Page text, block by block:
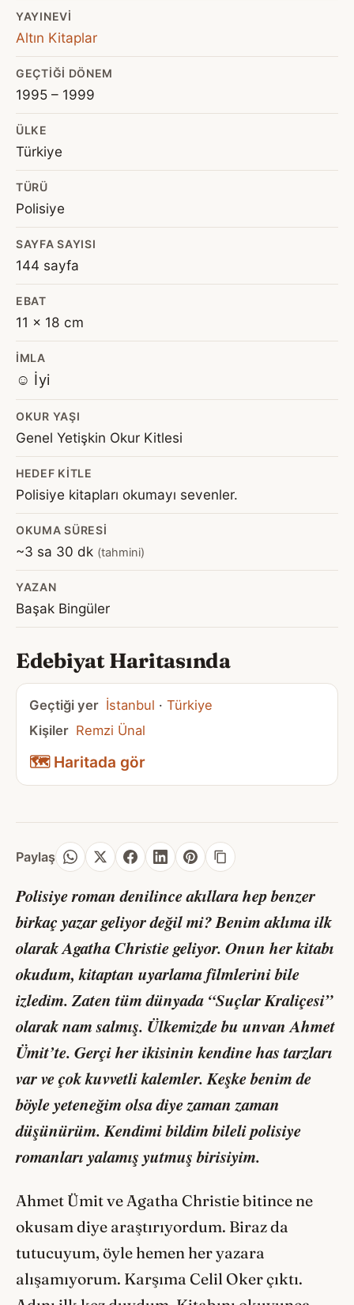
YAYINEVI
Altın Kitaplar
GEÇTIĞI DÖNEM
1995 – 1999
ÜLKE
Türkiye
TÜRÜ
Polisiye
SAYFA SAYISI
144 sayfa
EBAT
11 x 18 cm
İMLA
☺️ İyi
OKUR YAŞI
Genel Yetişkin Okur Kitlesi
HEDEF KITLE
Polisiye kitapları okumayı sevenler.
OKUMA SÜRESI
~3 sa 30 dk (tahmini)
YAZAN
Başak Bingüler
Edebiyat Haritasında
Geçtiği yer İstanbul · Türkiye
Kişiler Remzi Ünal
🗺️ Haritada gör
Paylaş
Polisiye roman denilince akıllara hep benzer
birkaç yazar geliyor değil mi? Benim aklıma ilk
olarak Agatha Christie geliyor. Onun her kitabı
okudum, kitaptan uyarlama filmlerini bile
izledim. Zaten tüm dünyada “Suçlar Kraliçesi”
olarak nam salmış. Ülkemizde bu unvan Ahmet
Ümit’te. Gerçi her ikisinin kendine has tarzları
var ve çok kuvvetli kalemler. Keşke benim de
böyle yeteneğim olsa diye zaman zaman
düşünürüm. Kendimi bildim bileli polisiye
romanları yalamış yutmuş birisiyim.
Ahmet Ümit ve Agatha Christie bitince ne
okusam diye araştırıyordum. Biraz da
tutucuyum, öyle hemen her yazara
alışamıyorum. Karşıma Celil Oker çıktı.